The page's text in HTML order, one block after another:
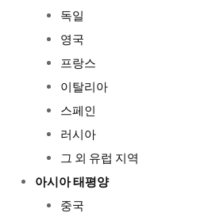
독일
영국
프랑스
이탈리아
스페인
러시아
그 외 유럽 지역
아시아 태평양
중국